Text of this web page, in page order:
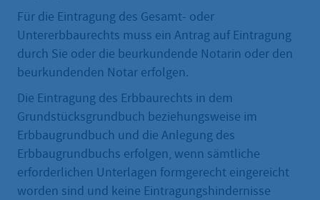
Für die Eintragung des Gesamt- oder
Untererbbaurechts muss ein Antrag auf Eintragung
durch Sie oder die beurkundende Notarin oder den
beurkundenden Notar erfolgen.
Die Eintragung des Erbbaurechts in dem
Grundstücksgrundbuch beziehungsweise im
Erbbaugrundbuch und die Anlegung des
Erbbaugrundbuchs erfolgen, wenn sämtliche
erforderlichen Unterlagen formgerecht eingereicht
worden sind und keine Eintragungshindernisse